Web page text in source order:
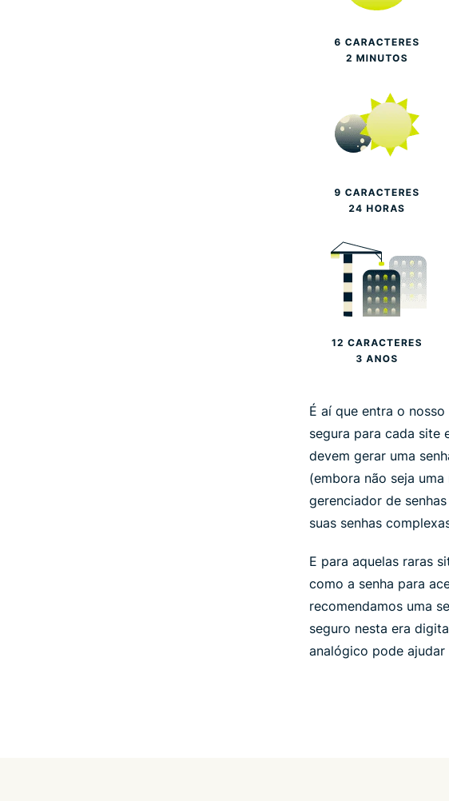
É aí que entra o
segura para cada site
devem gerar uma
(embora não seja
gerenciador de
suas senhas
E para aquelas raras
como a senha para
recomendamos uma
seguro nesta era
analógico pode ajudar